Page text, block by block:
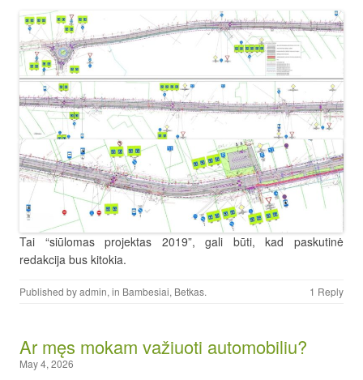
Tai “siūlomas projektas 2019”, gali būti, kad paskutinė
redakcija bus kitokia.
Published byadmin, in Bambesiai, Betkas. 1 Reply
Ar męs mokam važiuoti automobiliu?
May 4, 2026